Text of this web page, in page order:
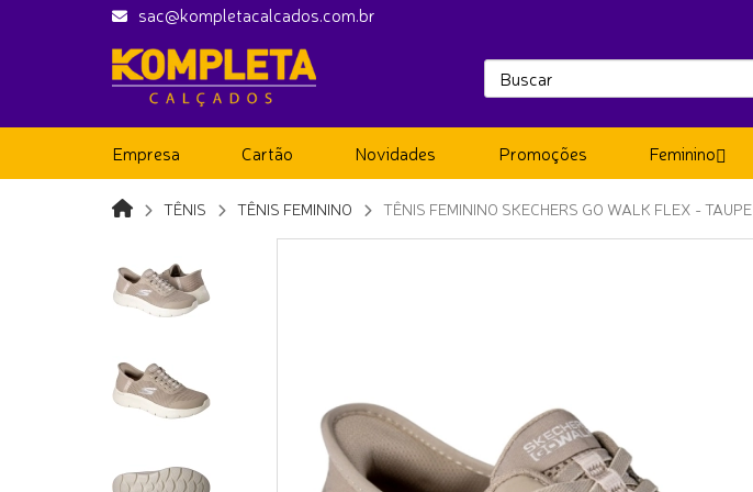
sac@kompletacalcados.com.br
Empresa Cartão Novidades Promoções Feminino
TÊNIS TÊNIS FEMININO TÊNIS FEMININO SKECHERS GO WALK FLEX - TAUPE